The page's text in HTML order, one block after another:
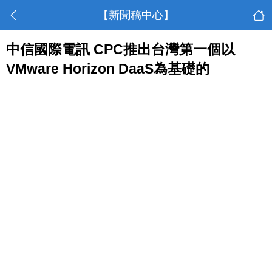
【新聞稿中心】
中信國際電訊 CPC推出台灣第一個以
VMware Horizon DaaS為基礎的